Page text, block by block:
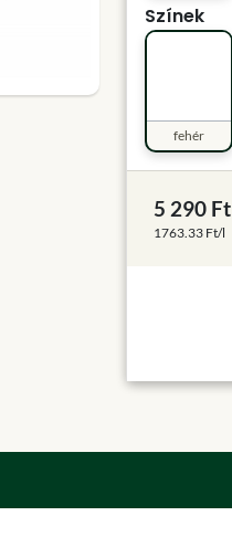
Színek
fehér
5 290 Ft
1763.33 Ft/l